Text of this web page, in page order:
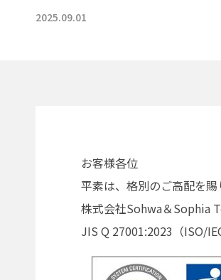
2025.09.01
お客様各位
平素は、格別のご高配を賜
株式会社Sohwa＆Sophia
JIS Q 27001:2023（ISO/